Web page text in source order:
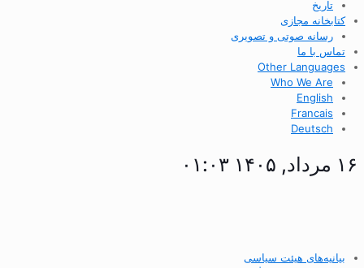
تاریخ
کتابخانه مجازی
رسانه صوتی و تصویری
تماس با ما
Other Languages
Who We Are
English
Francais
Deutsch
۱۶ مرداد, ۱۴۰۵ ۰۱:۰۳
بیانیه‌های هیئت سیاسی